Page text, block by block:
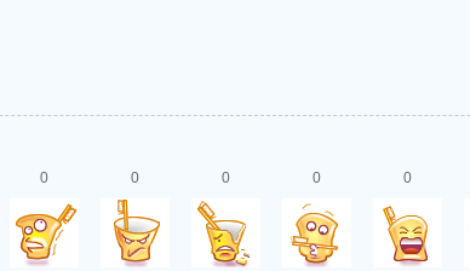
0 0 0 0 0